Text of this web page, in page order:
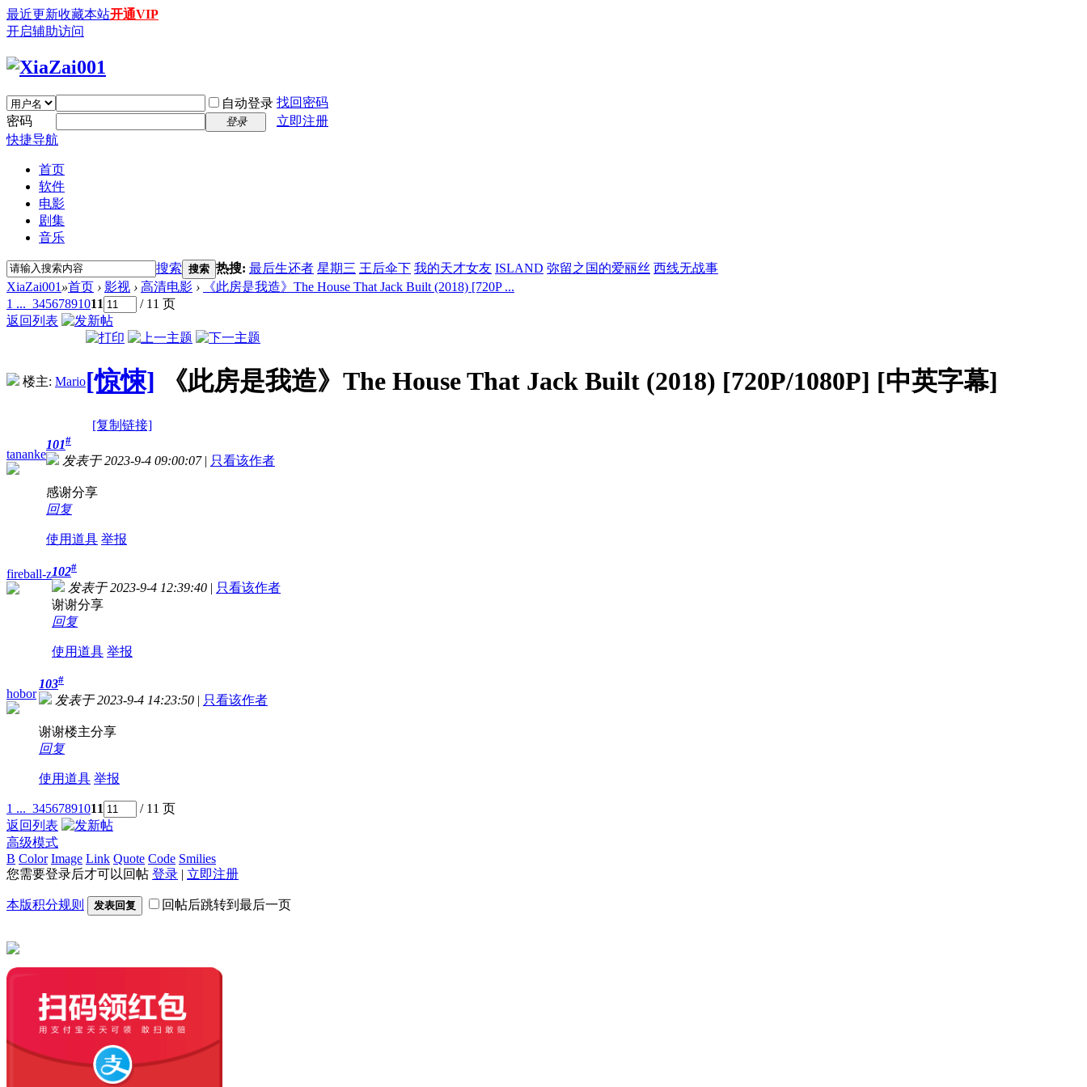
最近更新收藏本站开通VIP
开启辅助访问
自动登录 找回密码
密码
登录
立即注册
快捷导航
首页
软件
电影
剧集
音乐
搜索 搜索 热搜: 最后生还者 星期三 王后伞下 我的天才女友 ISLAND 弥留之国的爱丽丝 西线无战事
XiaZai001 »首页 › 影视 › 高清电影 ›
《此房是我造》The House That Jack Built (2018) [720P ...
1 ... 34567891011
/ 11 页
返回列表
楼主: Mario[惊悚] 《此房是我造》The House That Jack Built (2018) [720P/1080P] [中英字幕]
[复制链接]
tananke
101#
发表于 2023-9-4 09:00:07 | 只看该作者
感谢分享
回复
使用道具 举报
fireball-z102#
发表于 2023-9-4 12:39:40 | 只看该作者
谢谢分享
回复
使用道具 举报
hobor
103#
发表于 2023-9-4 14:23:50 | 只看该作者
谢谢楼主分享
回复
使用道具 举报
1 ... 34567891011
/ 11 页
返回列表
高级模式
B Color Image Link Quote Code Smilies
您需要登录后才可以回帖 登录 | 立即注册
本版积分规则 发表回复 回帖后跳转到最后一页